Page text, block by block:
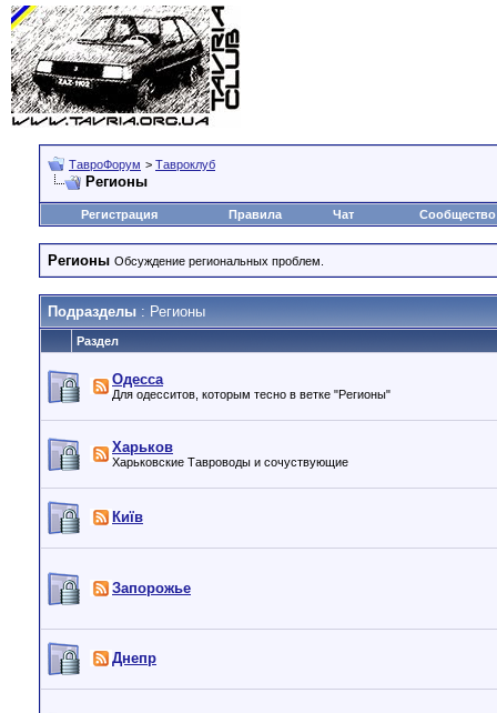
ТавроФорум > Тавроклуб
Регионы
Регистрация Правила Чат Сообщество
Регионы Обсуждение региональных проблем.
Подразделы : Регионы
Раздел
Одесса
Для одесситов, которым тесно в ветке "Регионы"
Харьков
Харьковские Тавроводы и сочуствующие
Київ
Запорожье
Днепр